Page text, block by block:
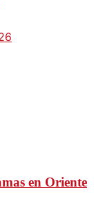
en Oriente